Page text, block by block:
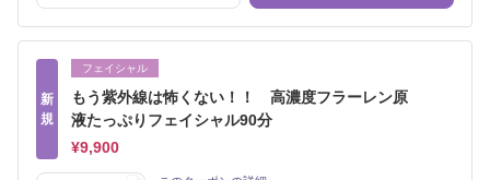
新
規
フェイシャル
もう紫外線は怖くない！！ 高濃度フラーレン原
液たっぷりフェイシャル90分
¥9,900